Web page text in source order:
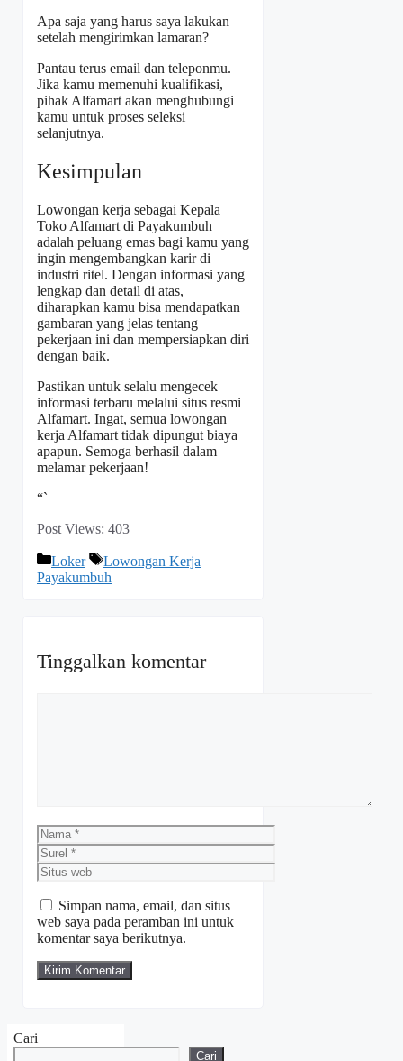
Apa saja yang harus saya lakukan
setelah mengirimkan lamaran?
Pantau terus email dan teleponmu.
Jika kamu memenuhi kualifikasi,
pihak Alfamart akan menghubungi
kamu untuk proses seleksi
selanjutnya.
Kesimpulan
Lowongan kerja sebagai Kepala
Toko Alfamart di Payakumbuh
adalah peluang emas bagi kamu yang
ingin mengembangkan karir di
industri ritel. Dengan informasi yang
lengkap dan detail di atas,
diharapkan kamu bisa mendapatkan
gambaran yang jelas tentang
pekerjaan ini dan mempersiapkan diri
dengan baik.
Pastikan untuk selalu mengecek
informasi terbaru melalui situs resmi
Alfamart. Ingat, semua lowongan
kerja Alfamart tidak dipungut biaya
apapun. Semoga berhasil dalam
melamar pekerjaan!
“`
Post Views: 403
Kategori
Loker Tag
Lowongan Kerja
Payakumbuh
Tinggalkan komentar
Nama
Surel
Situs
web
Simpan nama, email, dan situs
web saya pada peramban ini untuk
komentar saya berikutnya.
Cari
Cari